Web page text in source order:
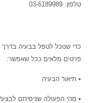
טלפון: 03-6189989
כדי שנוכל לטפל בבעיה
פרטים מלאים ככל שאפשר:
• תיאור הבעיה
• מהי הפעולה שניסיתם